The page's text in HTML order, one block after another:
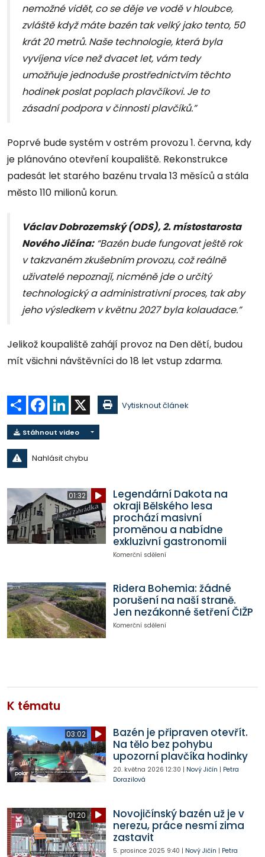
nemožné vidět, co se děje ve vodě v hloubce,
zvláště když máte bazén tak velký jako tento, 50
krát 20 metrů. Naše technologie, která byla
vyvíjena více než dvacet let, vám tedy
umožňuje jednoduše prostřednictvím těchto
hodinek poslat poplach plavčíkovi. Je to
zásadní podpora v činnosti plavčíků.”
Poprvé bude systém v ostrém provozu 1. června, kdy
je plánováno otevření koupaliště. Rekonstrukce
padesát let starého bazénu trvala 13 měsíců a stála
město 110 milionů korun.
Václav Dobrozemský (ODS), 2. místostarosta
Nového Jičína:“Bazén bude fungovat ještě rok
v takzvaném zkušebním provozu, což reálně
uživatelé nepoznají, nicméně jde o určitý
technologický a administrativní proces, tak aby
jeho výsledkem v květnu 2027 byla kolaudace.”
Jelikož koupaliště zahájí provoz na Den dětí, budou
mít všichni návštěvníci do 18 let vstup zdarma.
Sdílet Facebook
LinkedIn Vytisknout článek
Stáhnout video
Nahlásit chybu
01:32
Legendární Dakota na
okraji Bělského lesa
prochází masivní
proměnou a nabídne
exkluzivní gastronomii
Komerční sdělení
Ridera Bohemia: žádné
porušení na naší straně.
Jen nezákonné šetření ČIŽP
Komerční sdělení
K tématu
03:02
Bazén je připraven otevřít.
Na tělo bez pohybu
upozorní plavčíka hodinky
20. května 2026 12:30 | Nový Jičín | Petra
Dorazilová
01:20
Novojičínský bazén už je v
nerezu, práce nesmí zima
zastavit
5. prosince 2025 9:40 | Nový Jičín | Petra